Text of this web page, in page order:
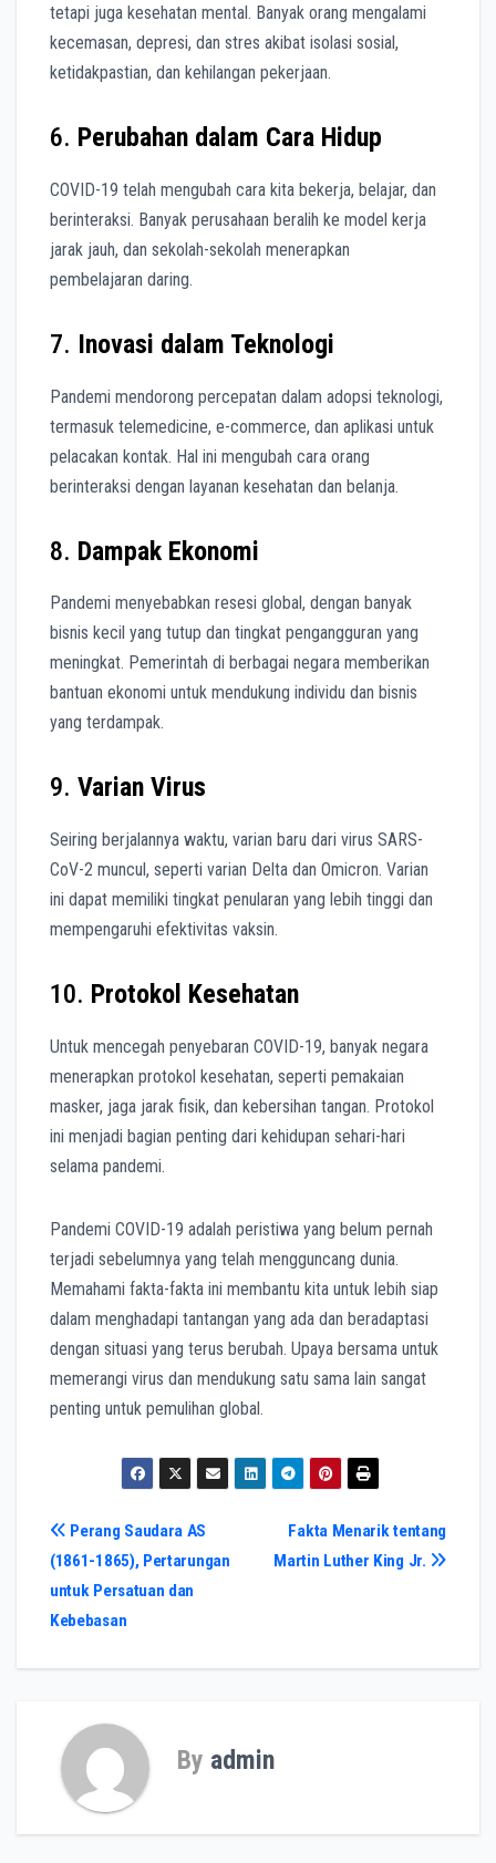
tetapi juga kesehatan mental. Banyak orang mengalami
kecemasan, depresi, dan stres akibat isolasi sosial,
ketidakpastian, dan kehilangan pekerjaan.
6. Perubahan dalam Cara Hidup
COVID-19 telah mengubah cara kita bekerja, belajar, dan
berinteraksi. Banyak perusahaan beralih ke model kerja
jarak jauh, dan sekolah-sekolah menerapkan
pembelajaran daring.
7. Inovasi dalam Teknologi
Pandemi mendorong percepatan dalam adopsi teknologi,
termasuk telemedicine, e-commerce, dan aplikasi untuk
pelacakan kontak. Hal ini mengubah cara orang
berinteraksi dengan layanan kesehatan dan belanja.
8. Dampak Ekonomi
Pandemi menyebabkan resesi global, dengan banyak
bisnis kecil yang tutup dan tingkat pengangguran yang
meningkat. Pemerintah di berbagai negara memberikan
bantuan ekonomi untuk mendukung individu dan bisnis
yang terdampak.
9. Varian Virus
Seiring berjalannya waktu, varian baru dari virus SARS-
CoV-2 muncul, seperti varian Delta dan Omicron. Varian
ini dapat memiliki tingkat penularan yang lebih tinggi dan
mempengaruhi efektivitas vaksin.
10. Protokol Kesehatan
Untuk mencegah penyebaran COVID-19, banyak negara
menerapkan protokol kesehatan, seperti pemakaian
masker, jaga jarak fisik, dan kebersihan tangan. Protokol
ini menjadi bagian penting dari kehidupan sehari-hari
selama pandemi.
Pandemi COVID-19 adalah peristiwa yang belum pernah
terjadi sebelumnya yang telah mengguncang dunia.
Memahami fakta-fakta ini membantu kita untuk lebih siap
dalam menghadapi tantangan yang ada dan beradaptasi
dengan situasi yang terus berubah. Upaya bersama untuk
memerangi virus dan mendukung satu sama lain sangat
penting untuk pemulihan global.
Post
navigation
Fakta Menarik tentang
Martin Luther King Jr.
Perang Saudara AS
(1861-1865), Pertarungan
untuk Persatuan dan
Kebebasan
By admin